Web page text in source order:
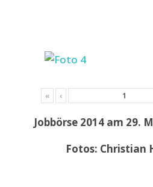
« ‹
Jobbörse 2014 am 29.
Fotos: Christian